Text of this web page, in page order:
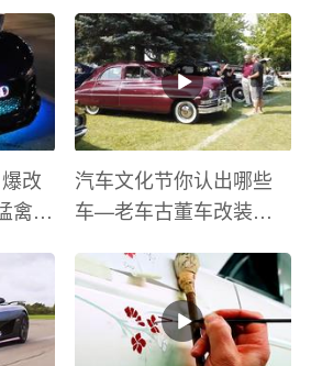
改
禽
汽车文化节你认出哪些
车—老车古董车改装车